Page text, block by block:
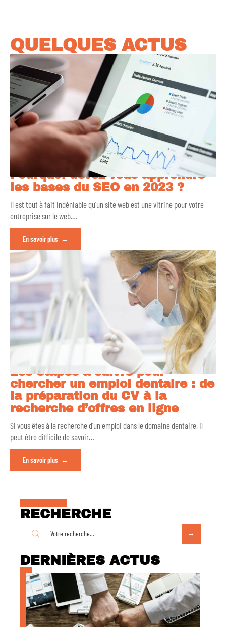
QUELQUES ACTUS
Pourquoi devez-vous apprendre
les bases du SEO en 2023 ?
Il est tout à fait indéniable qu’un site web est une vitrine pour votre
entreprise sur le web.…
En savoir plus
Les étapes à suivre pour
chercher un emploi dentaire : de
la préparation du CV à la
recherche d’offres en ligne
Si vous êtes à la recherche d'un emploi dans le domaine dentaire, il
peut être difficile de savoir…
En savoir plus
RECHERCHE
DERNIÈRES ACTUS